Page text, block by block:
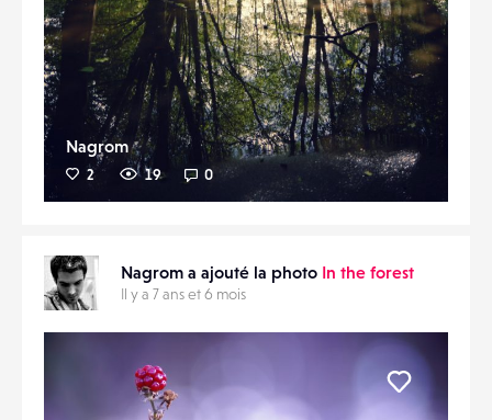
Nagrom
2 19 0
Nagrom a ajouté la photo In the forest
Il y a 7 ans et 6 mois